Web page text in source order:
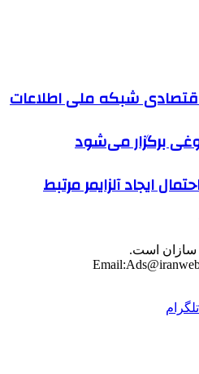
شبکه ملی اطلاعات
برگزار می‌شود
ایجاد آلزایمر مرتبط
سازان است.
Email:
تلگرام